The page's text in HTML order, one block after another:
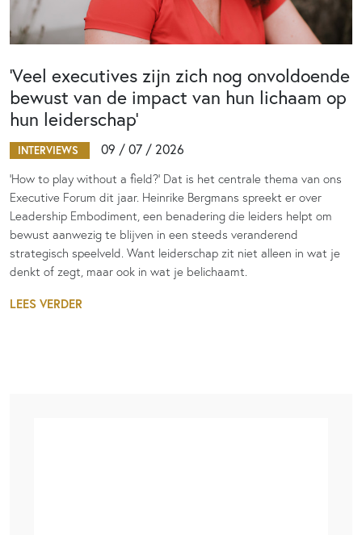
‘Veel executives zijn zich nog onvoldoende
bewust van de impact van hun lichaam op
hun leiderschap’
INTERVIEWS 09 / 07 / 2026
‘How to play without a field?’ Dat is het centrale thema van ons
Executive Forum dit jaar. Heinrike Bergmans spreekt er over
Leadership Embodiment, een benadering die leiders helpt om
bewust aanwezig te blijven in een steeds veranderend
strategisch speelveld. Want leiderschap zit niet alleen in wat je
denkt of zegt, maar ook in wat je belichaamt.
LEES VERDER